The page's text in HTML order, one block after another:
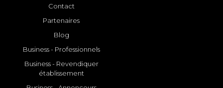
Contact
Partenaires
Blog
Business - Professionnels
Business - Revendiquer
établissement